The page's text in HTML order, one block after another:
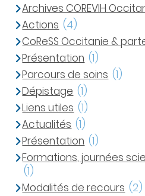
Archives COREVIH
Actions (4)
CoReSS Occitanie &
Présentation (1)
Parcours de soins (1)
Dépistage (1)
Liens utiles (1)
Actualités (1)
Présentation (1)
Formations, journées
(1)
Modalités de recours (2)